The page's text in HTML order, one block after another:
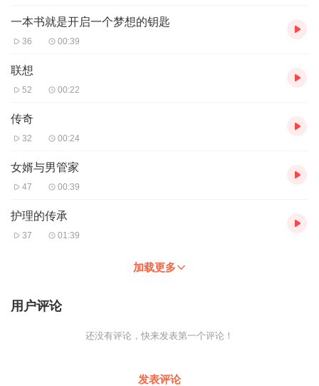
一本书就是开启一个梦想的钥匙
36 00:39
联想
52 00:22
传奇
32 00:24
女婿与男管家
47 00:39
护理的传承
37 01:39
加载更多
用户评论
还没有评论，快来发表第一个评论！
发表评论